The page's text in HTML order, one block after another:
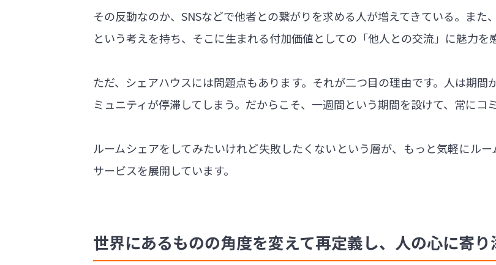
その反動なのか、SNSなどで他者との繋がりを求める人が増えてきている。ま
という考えを持ち、そこに生まれる付加価値としての「他人との交流」に魅力を
ただ、シェアハウスには問題点もあります。それが二つ目の理由です。人は期
ミュニティが停滞してしまう。だからこそ、一週間という期間を設けて、常にコ
ルームシェアをしてみたいけれど失敗したくないという層が、もっと気軽にル
サービスを展開しています。
世界にあるものの角度を変えて再定義し、人の心に寄